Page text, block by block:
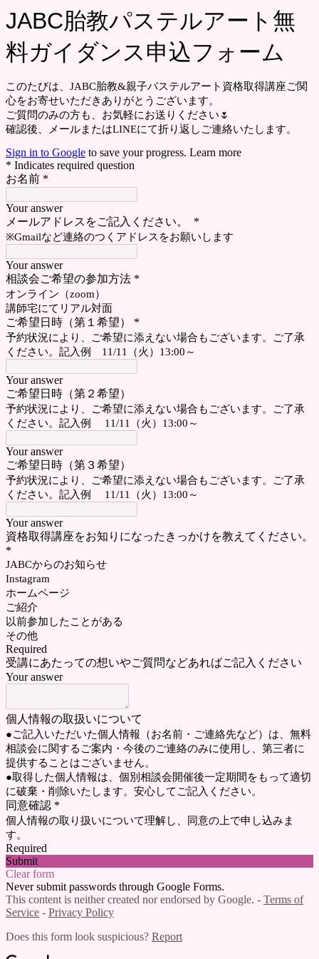
JABC胎教パステルアート無
料ガイダンス申込フォーム
このたびは、JABC胎教&親子パステルアート資格取得講座ご関
心をお寄せいただきありがとうございます。
ご質問のみの方も、お気軽にお送りください🌷
確認後、メールまたはLINEにて折り返しご連絡いたします。
Sign in to Google to save your progress. Learn more
* Indicates required question
お名前 *
Your answer
メールアドレスをご記入ください。
*
※Gmailなど連絡のつくアドレスをお願いします
Your answer
相談会ご希望の参加方法 *
オンライン（zoom）
講師宅にてリアル対面
ご希望日時（第１希望） *
予約状況により、ご希望に添えない場合もございます。ご了承
ください。記入例 11/11（火）13:00～
Your answer
ご希望日時（第２希望）
予約状況により、ご希望に添えない場合もございます。ご了承
ください。記入例 11/11（火）13:00～
Your answer
ご希望日時（第３希望）
予約状況により、ご希望に添えない場合もございます。ご了承
ください。記入例 11/11（火）13:00～
Your answer
資格取得講座をお知りになったきっかけを教えてください。
*
JABCからのお知らせ
Instagram
ホームページ
ご紹介
以前参加したことがある
その他
Required
受講にあたっての想いやご質問などあればご記入ください
Your answer
個人情報の取扱いについて
●ご記入いただいた個人情報（お名前・ご連絡先など）は、無料
相談会に関するご案内・今後のご連絡のみに使用し、第三者に
提供することはございません。
●取得した個人情報は、個別相談会開催後一定期間をもって適切
に破棄・削除いたします。 安心してご記入ください。
同意確認 *
個人情報の取り扱いについて理解し、同意の上で申し込みま
す。
Required
Submit
Clear form
Never submit passwords through Google Forms.
This content is neither created nor endorsed by Google. - Terms of
Service - Privacy Policy
Does this form look suspicious? Report